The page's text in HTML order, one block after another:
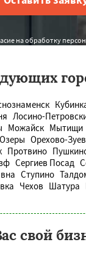
на обработку
Лосино-
Можайск Мытищи
Озеры Орехово-
Протвино
Сергиев Посад
Ступино
Чехов Шатура
свой